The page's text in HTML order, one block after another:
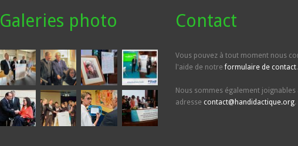
Galeries photo Contact
Vous pouvez à tout moment nous
l'aide de notreformulaire de contact.
Nous sommes également joignables
adresse contact@handidactique.org.